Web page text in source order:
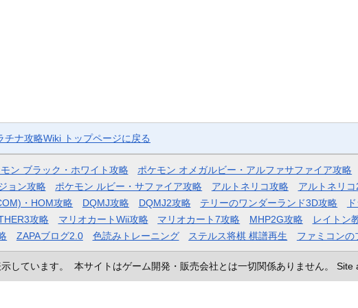
ナ攻略Wiki トップページに戻る
ン ブラック・ホワイト攻略 ポケモン オメガルビー・アルファサファイア攻略
ョン攻略 ポケモン ルビー・サファイア攻略 アルトネリコ攻略 アルトネリ
・HOM攻略 DQMJ攻略 DQMJ2攻略 テリーのワンダーランド3D攻略
攻略 マリオカートWii攻略 マリオカート7攻略 MHP2G攻略 レイトン
ZAPAブログ2.0 色読みトレーニング ステルス将棋 棋譜再生 ファミコンの
しています。 本サイトはゲーム開発・販売会社とは一切関係ありません。 Site